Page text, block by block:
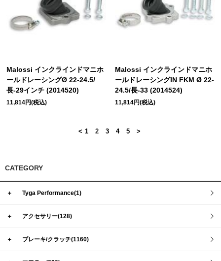
Malossi インクラインドマニホ
ールドレーシングØ 22-24.5/
長-29インチ (2014520)
11,814円(税込)
Malossi インクラインドマニホ
ールドレーシングIN FKM Ø 22-
24.5/長-33 (2014524)
11,814円(税込)
< 1 2 3 4 5 >
CATEGORY
＋ Tyga Performance(1)
＋ アクセサリー(128)
＋ ブレーキ/クラッチ(1160)